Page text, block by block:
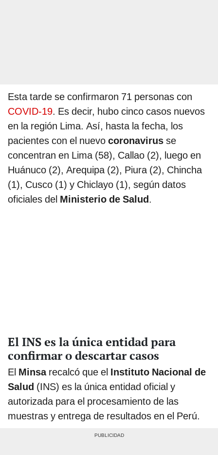
Esta tarde se confirmaron 71 personas con
COVID-19. Es decir, hubo cinco casos nuevos
en la región Lima. Así, hasta la fecha, los
pacientes con el nuevo coronavirus se
concentran en Lima (58), Callao (2), luego en
Huánuco (2), Arequipa (2), Piura (2), Chincha
(1), Cusco (1) y Chiclayo (1), según datos
oficiales del Ministerio de Salud.
El INS es la única entidad para
confirmar o descartar casos
El Minsarecalcó que el Instituto Nacional de
Salud (INS) es la única entidad oficial y
autorizada para el procesamiento de las
muestras y entrega de resultados en el Perú.